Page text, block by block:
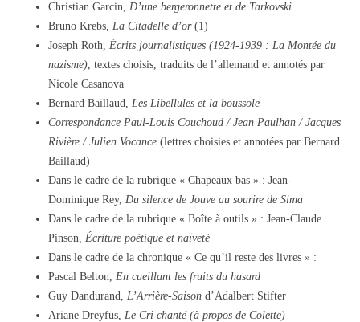
Christian Garcin, D’une bergeronnette et de Tarkovski
Bruno Krebs, La Citadelle d’or(1)
Joseph Roth, Écrits journalistiques (1924-1939 : La Montée du
nazisme), textes choisis, traduits de l’allemand et annotés par
Nicole Casanova
Bernard Baillaud, Les Libellules et la boussole
Correspondance Paul-Louis Couchoud / Jean Paulhan / Jacques
Rivière / Julien Vocance (lettres choisies et annotées par Bernard
Baillaud)
Dans le cadre de la rubrique « Chapeaux bas » : Jean-
Dominique Rey, Du silence de Jouve au sourire de Sima
Dans le cadre de la rubrique « Boîte à outils » : Jean-Claude
Pinson, Écriture poétique et naïveté
Dans le cadre de la chronique « Ce qu’il reste des livres » :
Pascal Belton, En cueillant les fruits du hasard
Guy Dandurand, L’Arrière-Saison d’Adalbert Stifter
Ariane Dreyfus, Le Cri chanté (à propos de Colette)